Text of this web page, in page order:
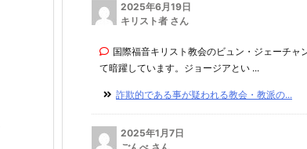
2025年6月19日
キリスト者 さん
国際福音キリスト教会のビュン・ジェーチャ
て暗躍しています。‎‎ジョージアとい ...
詐欺的である事が疑われる教会・教派の...
2025年1月7日